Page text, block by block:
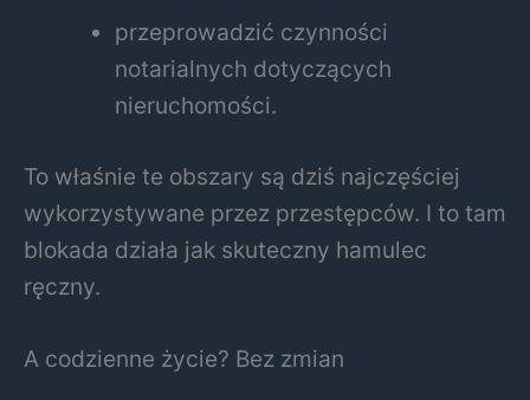
przeprowadzić czynności
notarialnych dotyczących
nieruchomości.
To właśnie te obszary są dziś najczęściej
wykorzystywane przez przestępców. I to tam
blokada działa jak skuteczny hamulec
ręczny.
A codzienne życie? Bez zmian